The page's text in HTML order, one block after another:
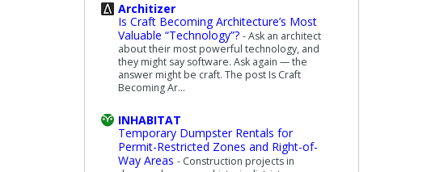
Architizer
Is Craft Becoming Architecture’s Most
Valuable “Technology”? -Ask an architect
about their most powerful technology, and
they might say software. Ask again — the
answer might be craft. The post Is Craft
Becoming Ar...
INHABITAT
Temporary Dumpster Rentals for
Permit-Restricted Zones and Right-of-
Way Areas - Construction projects in